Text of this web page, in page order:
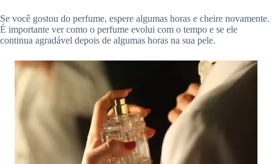
Se você gostou do perfume, espere algumas horas e cheire novamente.
É importante ver como o perfume evolui com o tempo e se ele
continua agradável depois de algumas horas na sua pele.